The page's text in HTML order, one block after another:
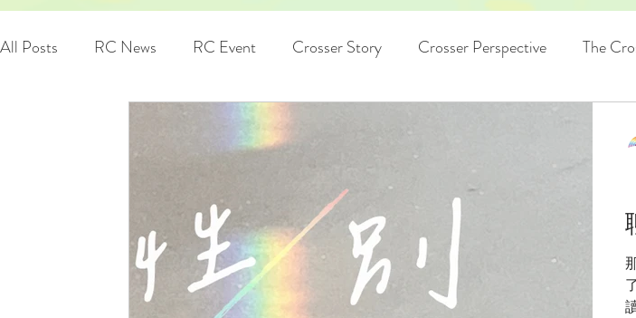
All Posts RC News RC Event Crosser Story Crosser Perspective The